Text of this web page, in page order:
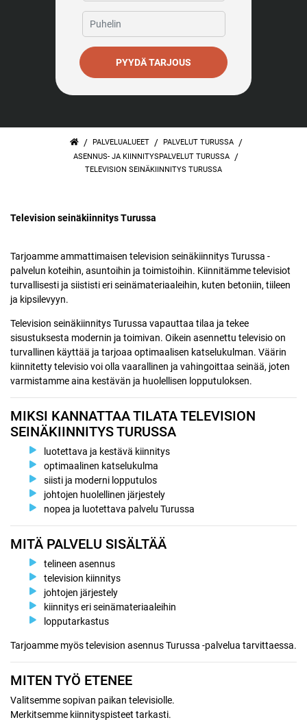
PYYDÄ TARJOUS
/ PALVELUALUEET / PALVELUT TURUSSA /
ASENNUS- JA KIINNITYSPALVELUT TURUSSA /
TELEVISION SEINÄKIINNITYS TURUSSA
Television seinäkiinnitys Turussa
Tarjoamme ammattimaisen television seinäkiinnitys Turussa -
palvelun koteihin, asuntoihin ja toimistoihin. Kiinnitämme televisiot
turvallisesti ja siististi eri seinämateriaaleihin, kuten betoniin, tiileen
ja kipsilevyyn.
Television seinäkiinnitys Turussa vapauttaa tilaa ja tekee
sisustuksesta modernin ja toimivan. Oikein asennettu televisio on
turvallinen käyttää ja tarjoaa optimaalisen katselukulman. Väärin
kiinnitetty televisio voi olla vaarallinen ja vahingoittaa seinää, joten
varmistamme aina kestävän ja huolellisen lopputuloksen.
MIKSI KANNATTAA TILATA TELEVISION
SEINÄKIINNITYS TURUSSA
luotettava ja kestävä kiinnitys
optimaalinen katselukulma
siisti ja moderni lopputulos
johtojen huolellinen järjestely
nopea ja luotettava palvelu Turussa
MITÄ PALVELU SISÄLTÄÄ
telineen asennus
television kiinnitys
johtojen järjestely
kiinnitys eri seinämateriaaleihin
lopputarkastus
Tarjoamme myös television asennus Turussa -palvelua tarvittaessa.
MITEN TYÖ ETENEE
Valitsemme sopivan paikan televisiolle.
Merkitsemme kiinnityspisteet tarkasti.